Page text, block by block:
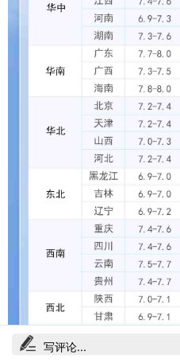
写评论...